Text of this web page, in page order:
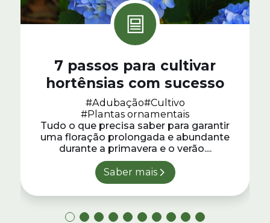
7 passos para cultivar
hortênsias com sucesso
#Adubação#Cultivo
#Plantas ornamentais
Tudo o que precisa saber para garantir
uma floração prolongada e abundante
durante a primavera e o verão....
Saber mais